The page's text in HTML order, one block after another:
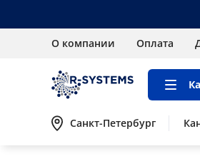
О компании Оплата
Санкт-Петербург